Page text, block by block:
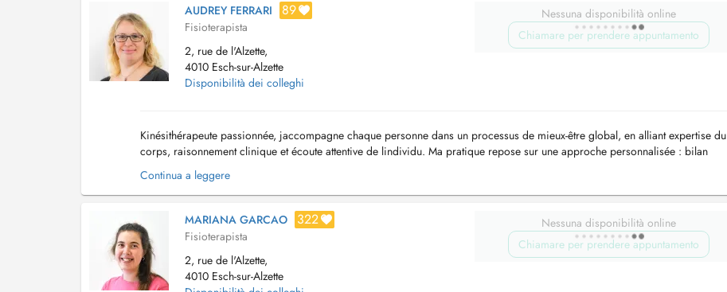
AUDREY FERRARI 89
Fisioterapista
2, rue de l'Alzette,
4010 Esch-sur-Alzette
Disponibilità dei colleghi
Nessuna disponibilità online
Chiamare per prendere appuntamento
Kinésithérapeute passionnée, jaccompagne chaque personne dans un processus de mieux-être global, en alliant expertise du
corps, raisonnement clinique et écoute attentive de lindividu. Ma pratique repose sur une approche personnalisée : bilan
fonctionnel précis, évaluation des douleurs, de la post...
Continua a leggere
MARIANA GARCAO 322
Fisioterapista
2, rue de l'Alzette,
4010 Esch-sur-Alzette
Nessuna disponibilità online
Chiamare per prendere appuntamento